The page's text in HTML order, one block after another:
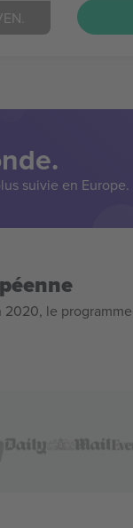
suivie en Europe.
2020, le